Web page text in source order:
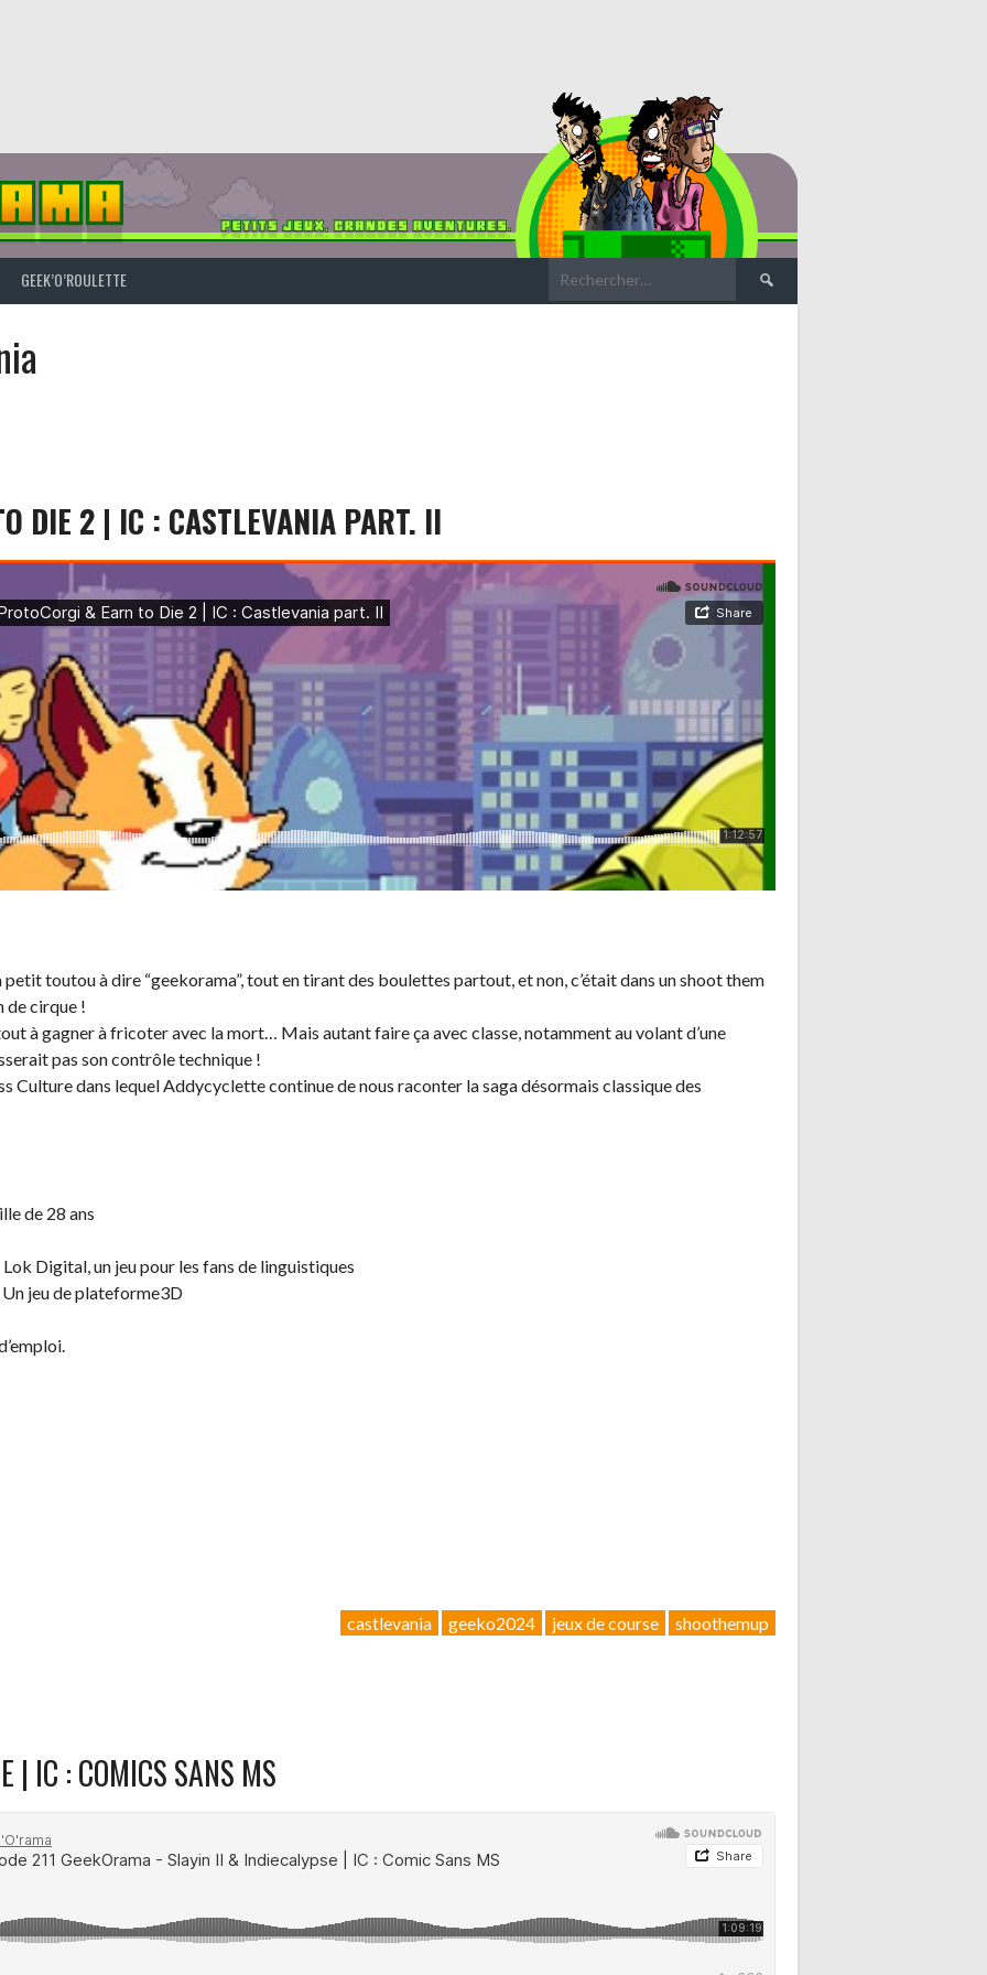
GEEK’O’ROULETTE Rechercher :
DIE 2 | IC : CASTLEVANIA PART. II
toutou à dire “geekorama”, tout en tirant des boulettes partout, et non, c’était dans un shoot them
de cirque !
à gagner à fricoter avec la mort… Mais autant faire ça avec classe, notamment au volant d’une
pas son contrôle technique !
Culture dans lequel Addycyclette continue de nous raconter la saga désormais classique des
de 28 ans
Digital, un jeu pour les fans de linguistiques
jeu de plateforme3D
castlevania geeko2024 jeux de course shoothemup
| IC : COMICS SANS MS